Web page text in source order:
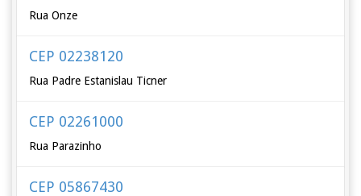
Rua Onze
CEP 02238120
Rua Padre Estanislau Ticner
CEP 02261000
Rua Parazinho
CEP 05867430